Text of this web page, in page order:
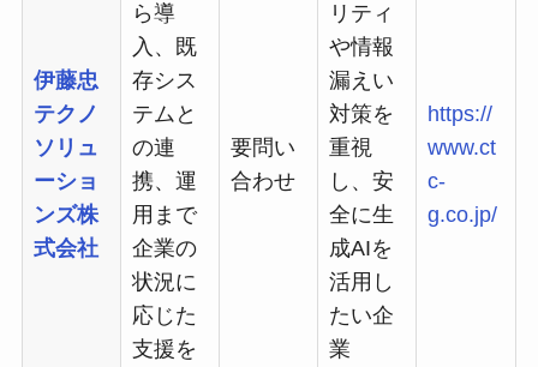
伊藤忠
テクノ
ソリュ
ーショ
ンズ株
式会社
ら導
入、既
存シス
テムと
の連
携、運
用まで
企業の
状況に
応じた
支援を
要問い
合わせ
リティ
や情報
漏えい
対策を
重視
し、安
全に生
成AIを
活用し
たい企
業
https://
www.ct
c-
g.co.jp/